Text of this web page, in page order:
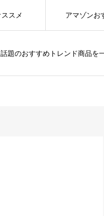
題のおすすめトレンド商品を
スメ アマゾンお